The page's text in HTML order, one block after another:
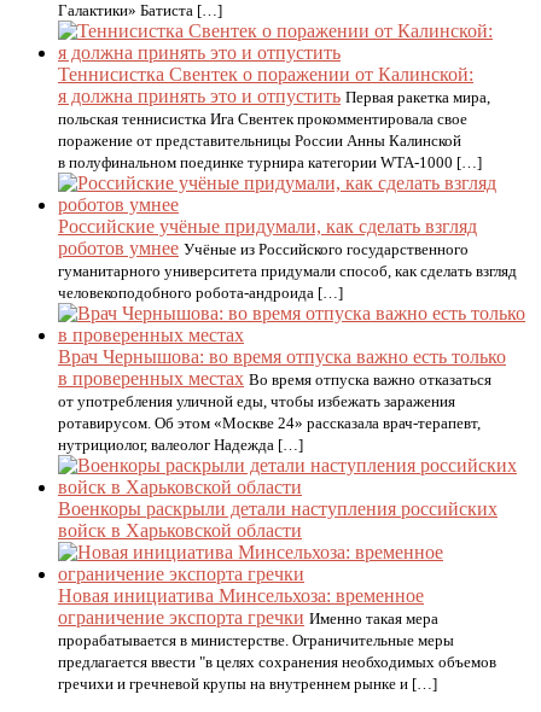
Галактики» Батиста […]
Теннисистка Свентек о поражении от Калинской:
я должна принять это и отпустить Первая ракетка мира,
польская теннисистка Ига Свентек прокомментировала свое
поражение от представительницы России Анны Калинской
в полуфинальном поединке турнира категории WTA-1000 […]
Российские учёные придумали, как сделать взгляд
роботов умнее Учёные из Российского государственного
гуманитарного университета придумали способ, как сделать взгляд
человекоподобного робота-андроида […]
Врач Чернышова: во время отпуска важно есть только
в проверенных местах Во время отпуска важно отказаться
от употребления уличной еды, чтобы избежать заражения
ротавирусом. Об этом «Москве 24» рассказала врач-терапевт,
нутрициолог, валеолог Надежда […]
Военкоры раскрыли детали наступления российских
войск в Харьковской области
Новая инициатива Минсельхоза: временное
ограничение экспорта гречки Именно такая мера
прорабатывается в министерстве. Ограничительные меры
предлагается ввести "в целях сохранения необходимых объемов
гречихи и гречневой крупы на внутреннем рынке и […]